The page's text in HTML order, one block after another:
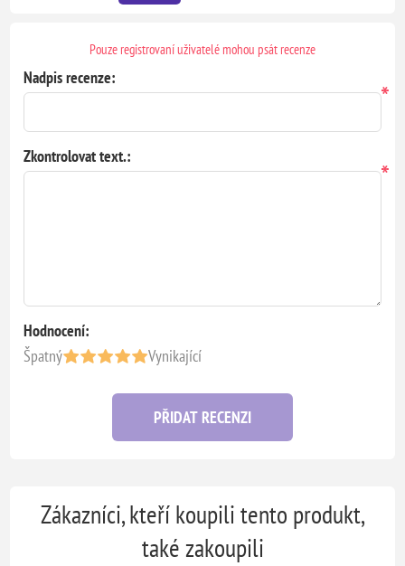
Pouze registrovaní uživatelé mohou psát recenze
Nadpis recenze:
*
Zkontrolovat text.:
*
Hodnocení:
Špatný
Vynikající
PŘIDAT RECENZI
Zákazníci, kteří koupili tento produkt,
také zakoupili